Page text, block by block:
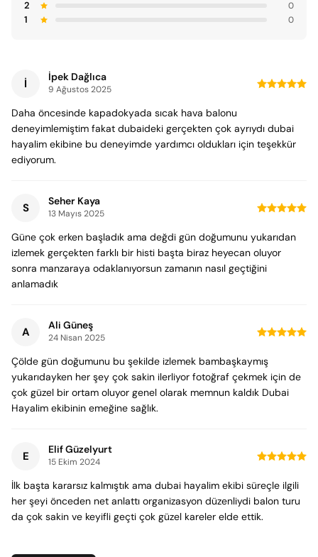
2 0
1 0
İ İpek Dağlıca
9 Ağustos 2025
Daha öncesinde kapadokyada sıcak hava balonu
deneyimlemiştim fakat dubaideki gerçekten çok ayrıydı dubai
hayalim ekibine bu deneyimde yardımcı oldukları için teşekkür
ediyorum.
S Seher Kaya
13 Mayıs 2025
Güne çok erken başladık ama değdi gün doğumunu yukarıdan
izlemek gerçekten farklı bir histi başta biraz heyecan oluyor
sonra manzaraya odaklanıyorsun zamanın nasıl geçtiğini
anlamadık
A Ali Güneş
24 Nisan 2025
Çölde gün doğumunu bu şekilde izlemek bambaşkaymış
yukarıdayken her şey çok sakin ilerliyor fotoğraf çekmek için de
çok güzel bir ortam oluyor genel olarak memnun kaldık Dubai
Hayalim ekibinin emeğine sağlık.
E Elif Güzelyurt
15 Ekim 2024
İlk başta kararsız kalmıştık ama dubai hayalim ekibi süreçle ilgili
her şeyi önceden net anlattı organizasyon düzenliydi balon turu
da çok sakin ve keyifli geçti çok güzel kareler elde ettik.